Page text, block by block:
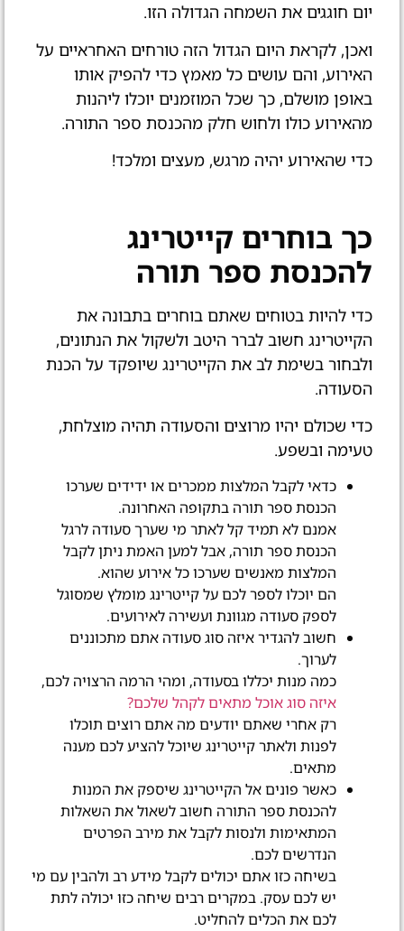
יום חוגגים את השמחה הגדולה הזו.
ואכן, לקראת היום הגדול הזה טורחים האחראיים על
האירוע, והם עושים כל מאמץ כדי להפיק אותו
באופן מושלם, כך שכל המוזמנים יוכלו ליהנות
מהאירוע כולו ולחוש חלק מהכנסת ספר התורה.
כדי שהאירוע יהיה מרגש, מעצים ומלכד!
כך בוחרים קייטרינג
להכנסת ספר תורה
כדי להיות בטוחים שאתם בוחרים בתבונה את
הקייטרינג חשוב לברר היטב ולשקול את הנתונים,
ולבחור בשימת לב את הקייטרינג שיופקד על הכנת
הסעודה.
כדי שכולם יהיו מרוצים והסעודה תהיה מוצלחת,
טעימה ובשפע.
כדאי לקבל המלצות ממכרים או ידידים שערכו
הכנסת ספר תורה בתקופה האחרונה.
אמנם לא תמיד קל לאתר מי שערך סעודה לרגל
הכנסת ספר תורה, אבל למען האמת ניתן לקבל
המלצות מאנשים שערכו כל אירוע שהוא.
הם יוכלו לספר לכם על קייטרינג מומלץ שמסוגל
לספק סעודה מגוונת ועשירה לאירועים.
חשוב להגדיר איזה סוג סעודה אתם מתכוננים
לערוך.
כמה מנות יכללו בסעודה, ומהי הרמה הרצויה לכם,
איזה סוג אוכל מתאים לקהל שלכם?
רק אחרי שאתם יודעים מה אתם רוצים תוכלו
לפנות ולאתר קייטרינג שיוכל להציע לכם מענה
מתאים.
כאשר פונים אל הקייטרינג שיספק את המנות
להכנסת ספר התורה חשוב לשאול את השאלות
המתאימות ולנסות לקבל את מירב הפרטים
הנדרשים לכם.
בשיחה כזו אתם יכולים לקבל מידע רב ולהבין עם מי
יש לכם עסק. במקרים רבים שיחה כזו יכולה לתת
לכם את הכלים להחליט.